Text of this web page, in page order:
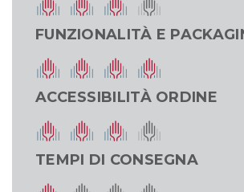
FUNZIONALITÀ E
ACCESSIBILITÀ ORDINE
TEMPI DI CONSEGNA